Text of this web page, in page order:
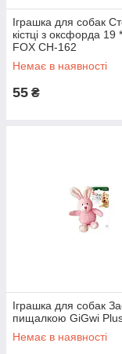
Іграшка для собак
кістці з оксфорда 19
FOX СН-162
Немає в наявності
55 ₴
Іграшка для собак
пищалкою GiGwi
Немає в наявності